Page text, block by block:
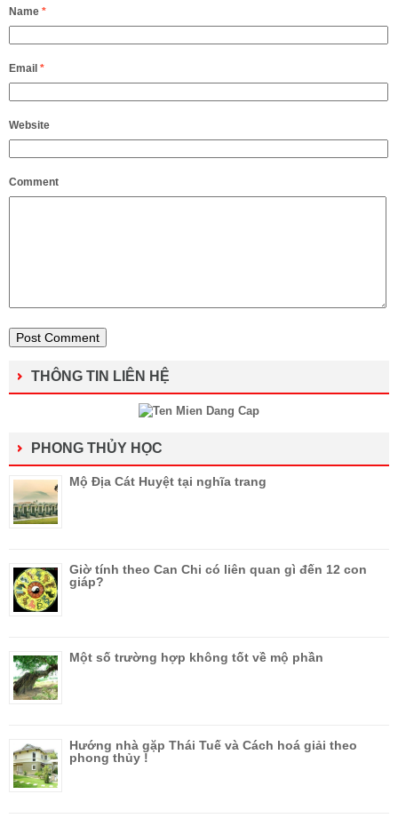
Name *
Email *
Website
Comment
THÔNG TIN LIÊN HỆ
PHONG THỦY HỌC
Mộ Địa Cát Huyệt tại nghĩa trang
Giờ tính theo Can Chi có liên quan gì đến 12 con
giáp?
Một số trường hợp không tốt về mộ phần
Hướng nhà gặp Thái Tuế và Cách hoá giải theo
phong thủy !